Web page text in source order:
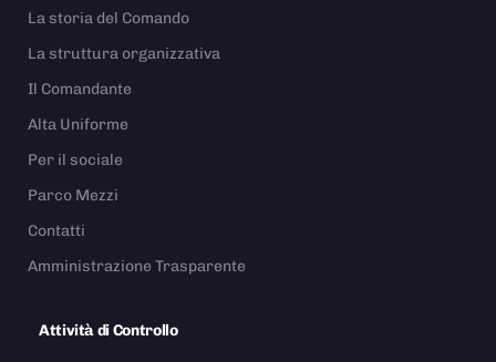
La storia del Comando
La struttura organizzativa
Il Comandante
Alta Uniforme
Per il sociale
Parco Mezzi
Contatti
Amministrazione Trasparente
Attività di Controllo